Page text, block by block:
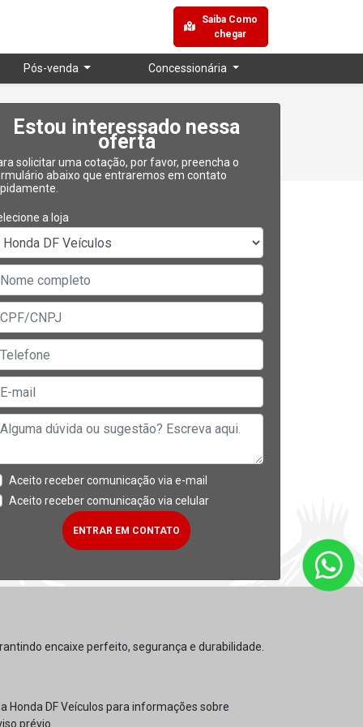
Saiba Como
chegar
Pós-venda Concessionária
Estou interessado nessa
oferta
solicitar uma cotação, por favor, preencha o
abaixo que entraremos em contato
a loja
Aceito receber comunicação via e-mail
Aceito receber comunicação via celular
ENTRAR EM CONTATO
encaixe perfeito, segurança e durabilidade.
Honda DF Veículos para informações sobre
prévio.